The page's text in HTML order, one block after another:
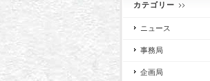
カテゴリー
ニュース
事務局
企画局